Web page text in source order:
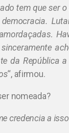
tem que ser
da República
“, afirmou.
nomeada?
credencia a isso